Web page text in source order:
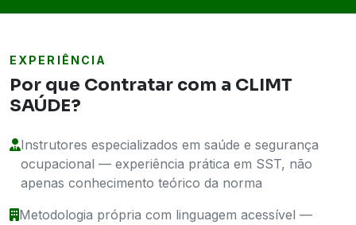
EXPERIÊNCIA
Por que Contratar com a CLIMT
SAÚDE?
Instrutores especializados em saúde e segurança
ocupacional — experiência prática em SST, não
apenas conhecimento teórico da norma
Metodologia própria com linguagem acessível —